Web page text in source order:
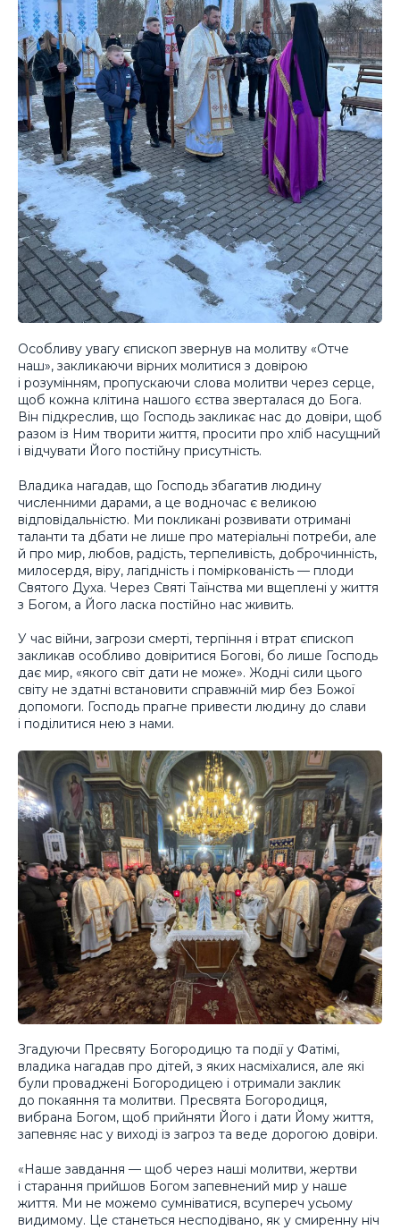
Особливу увагу єпископ звернув на молитву «Отче
наш», закликаючи вірних молитися з довірою
і розумінням, пропускаючи слова молитви через серце,
щоб кожна клітина нашого єства зверталася до Бога.
Він підкреслив, що Господь закликає нас до довіри, щоб
разом із Ним творити життя, просити про хліб насущний
і відчувати Його постійну присутність.
Владика нагадав, що Господь збагатив людину
численними дарами, а це водночас є великою
відповідальністю. Ми покликані розвивати отримані
таланти та дбати не лише про матеріальні потреби, але
й про мир, любов, радість, терпеливість, доброчинність,
милосердя, віру, лагідність і поміркованість — плоди
Святого Духа. Через Святі Таїнства ми вщеплені у життя
з Богом, а Його ласка постійно нас живить.
У час війни, загрози смерті, терпіння і втрат єпископ
закликав особливо довіритися Богові, бо лише Господь
дає мир, «якого світ дати не може». Жодні сили цього
світу не здатні встановити справжній мир без Божої
допомоги. Господь прагне привести людину до слави
і поділитися нею з нами.
Згадуючи Пресвяту Богородицю та події у Фатімі,
владика нагадав про дітей, з яких насміхалися, але які
були проваджені Богородицею і отримали заклик
до покаяння та молитви. Пресвята Богородиця,
вибрана Богом, щоб прийняти Його і дати Йому життя,
запевняє нас у виході із загроз та веде дорогою довіри.
«Наше завдання — щоб через наші молитви, жертви
і старання прийшов Богом запевнений мир у наше
життя. Ми не можемо сумніватися, всупереч усьому
видимому. Це станеться несподівано, як у смиренну ніч